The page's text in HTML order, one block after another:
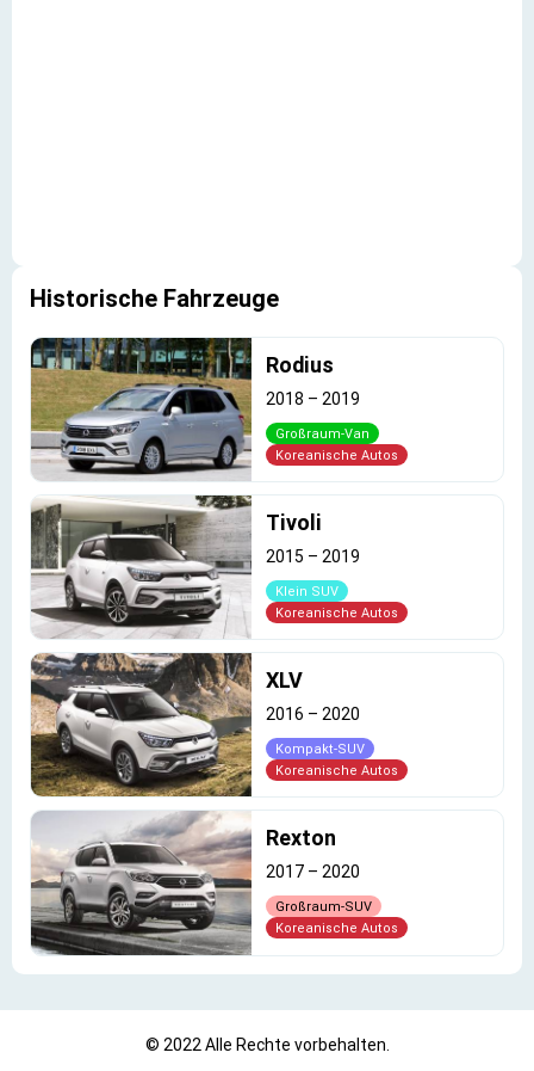
Historische Fahrzeuge
Rodius
2018 – 2019
Großraum-Van
Koreanische Autos
Tivoli
2015 – 2019
Klein SUV
Koreanische Autos
XLV
2016 – 2020
Kompakt-SUV
Koreanische Autos
Rexton
2017 – 2020
Großraum-SUV
Koreanische Autos
© 2022 Alle Rechte vorbehalten.